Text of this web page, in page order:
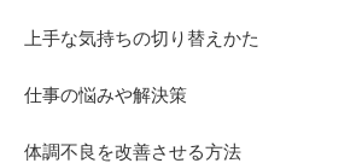
上手な気持ちの切り替えかた
仕事の悩みや解決策
体調不良を改善させる方法